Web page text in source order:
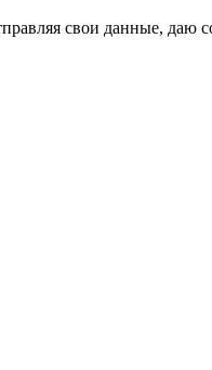
свои данные, даю